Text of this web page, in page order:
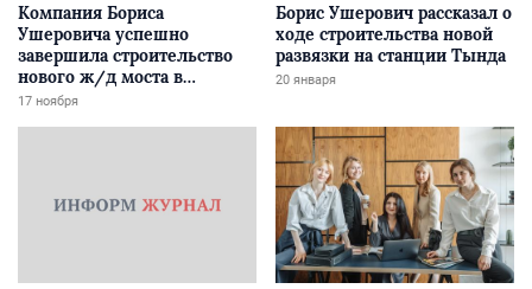
Компания Бориса
Ушеровича успешно
завершила строительство
нового ж/д моста в
Забайкалье
17 ноября
Борис Ушерович рассказал о
ходе строительства новой
развязки на станции Тында
20 января